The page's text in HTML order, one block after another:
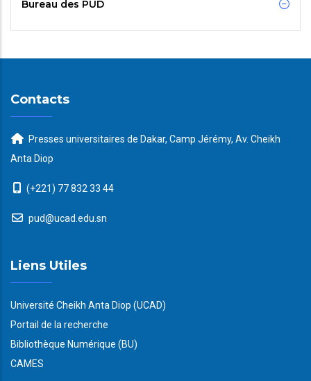
Bureau des PUD
Contacts
Presses universitaires de Dakar, Camp Jérémy, Av. Cheikh
Anta Diop
(+221) 77 832 33 44
pud@ucad.edu.sn
Liens Utiles
Université Cheikh Anta Diop (UCAD)
Portail de la recherche
Bibliothèque Numérique (BU)
CAMES